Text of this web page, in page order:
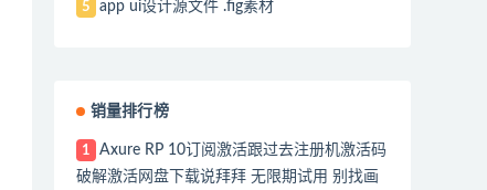
5 app ui设计源文件 .fig素材
销量排行榜
1
Axure RP 10订阅激活跟过去注册机激活码
破解激活网盘下载说拜拜 无限期试用 别找画